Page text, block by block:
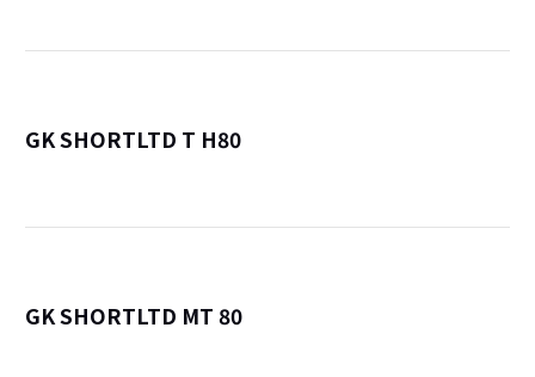
GK SHORTLTD T H80
GK SHORTLTD MT 80